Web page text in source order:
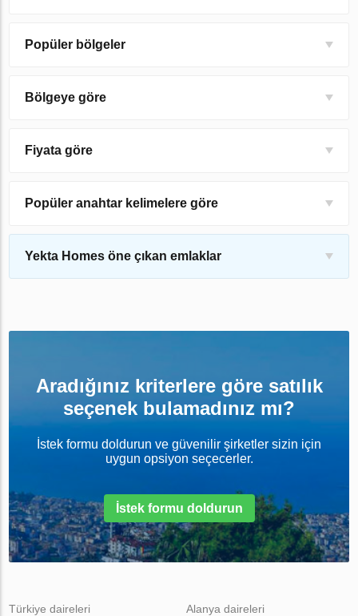
Popüler bölgeler
Bölgeye göre
Fiyata göre
Popüler anahtar kelimelere göre
Yekta Homes öne çıkan emlaklar
Aradığınız kriterlere göre satılık
seçenek bulamadınız mı?
İstek formu doldurun ve güvenilir şirketler sizin için
uygun opsiyon seçecerler.
İstek formu doldurun
Türkiye daireleri
Alanya daireleri